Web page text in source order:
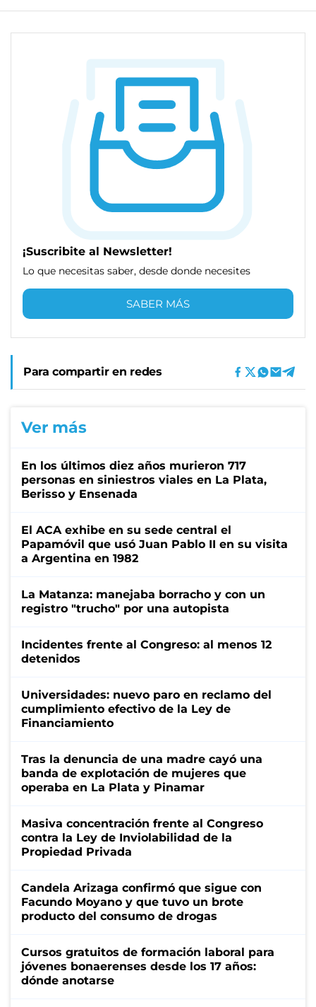
¡Suscribite al Newsletter!
Lo que necesitas saber, desde donde necesites
SABER MÁS
Para compartir en redes
Ver más
En los últimos diez años murieron 717
personas en siniestros viales en La Plata,
Berisso y Ensenada
El ACA exhibe en su sede central el
Papamóvil que usó Juan Pablo II en su visita
a Argentina en 1982
La Matanza: manejaba borracho y con un
registro "trucho" por una autopista
Incidentes frente al Congreso: al menos 12
detenidos
Universidades: nuevo paro en reclamo del
cumplimiento efectivo de la Ley de
Financiamiento
Tras la denuncia de una madre cayó una
banda de explotación de mujeres que
operaba en La Plata y Pinamar
Masiva concentración frente al Congreso
contra la Ley de Inviolabilidad de la
Propiedad Privada
Candela Arizaga confirmó que sigue con
Facundo Moyano y que tuvo un brote
producto del consumo de drogas
Cursos gratuitos de formación laboral para
jóvenes bonaerenses desde los 17 años:
dónde anotarse